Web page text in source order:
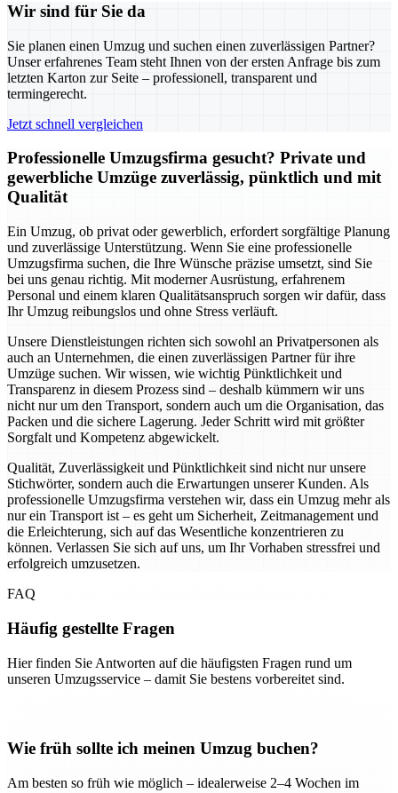
Wir sind für Sie da
Sie planen einen Umzug und suchen einen zuverlässigen Partner?
Unser erfahrenes Team steht Ihnen von der ersten Anfrage bis zum
letzten Karton zur Seite – professionell, transparent und
termingerecht.
Jetzt schnell vergleichen
Professionelle Umzugsfirma gesucht? Private und
gewerbliche Umzüge zuverlässig, pünktlich und mit
Qualität
Ein Umzug, ob privat oder gewerblich, erfordert sorgfältige Planung
und zuverlässige Unterstützung. Wenn Sie eine professionelle
Umzugsfirma suchen, die Ihre Wünsche präzise umsetzt, sind Sie
bei uns genau richtig. Mit moderner Ausrüstung, erfahrenem
Personal und einem klaren Qualitätsanspruch sorgen wir dafür, dass
Ihr Umzug reibungslos und ohne Stress verläuft.
Unsere Dienstleistungen richten sich sowohl an Privatpersonen als
auch an Unternehmen, die einen zuverlässigen Partner für ihre
Umzüge suchen. Wir wissen, wie wichtig Pünktlichkeit und
Transparenz in diesem Prozess sind – deshalb kümmern wir uns
nicht nur um den Transport, sondern auch um die Organisation, das
Packen und die sichere Lagerung. Jeder Schritt wird mit größter
Sorgfalt und Kompetenz abgewickelt.
Qualität, Zuverlässigkeit und Pünktlichkeit sind nicht nur unsere
Stichwörter, sondern auch die Erwartungen unserer Kunden. Als
professionelle Umzugsfirma verstehen wir, dass ein Umzug mehr als
nur ein Transport ist – es geht um Sicherheit, Zeitmanagement und
die Erleichterung, sich auf das Wesentliche konzentrieren zu
können. Verlassen Sie sich auf uns, um Ihr Vorhaben stressfrei und
erfolgreich umzusetzen.
FAQ
Häufig gestellte Fragen
Hier finden Sie Antworten auf die häufigsten Fragen rund um
unseren Umzugsservice – damit Sie bestens vorbereitet sind.
Wie früh sollte ich meinen Umzug buchen?
Am besten so früh wie möglich – idealerweise 2–4 Wochen im